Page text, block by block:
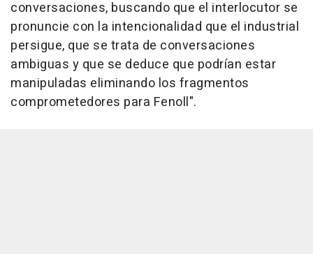
conversaciones, buscando que el interlocutor se
pronuncie con la intencionalidad que el industrial
persigue, que se trata de conversaciones
ambiguas y que se deduce que podrían estar
manipuladas eliminando los fragmentos
comprometedores para Fenoll".